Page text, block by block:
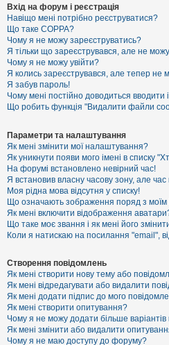
є
с
т
р
а
ц
і
я
Т
м
и
б
е
з
в
і
д
п
о
в
і
е
й
А
к
т
и
Вхід на форум і реєстрація
Навіщо мені потрібно реєструватися?
Що таке COPPA?
Чому я не можу зареєструватись?
Я тільки що зареєструвався, але не можу
Чому я не можу увійти?
Я колись зареєструвався, але тепер не
Я забув пароль!
Чому мені постійно доводиться вводити
Що робить функція "Видалити файли
Параметри та налаштування
Як мені змінити мої налаштування?
Як уникнути появи мого імені в списку
На форумі встановлено невірний час!
Я встановив власну часову зону, але
Моя рідна мова відсутня у списку!
Що означають зображення поряд з моїм
Як мені включити відображення
Що таке моє звання і як мені його
Коли я натискаю на посилання "email",
Створення повідомлень
Як мені створити нову тему або
Як мені відредагувати або видалити
Як мені додати підпис до мого
Як мені створити опитування?
Чому я не можу додати більше варіантів
Як мені змінити або видалити
Чому я не маю доступу до форуму?